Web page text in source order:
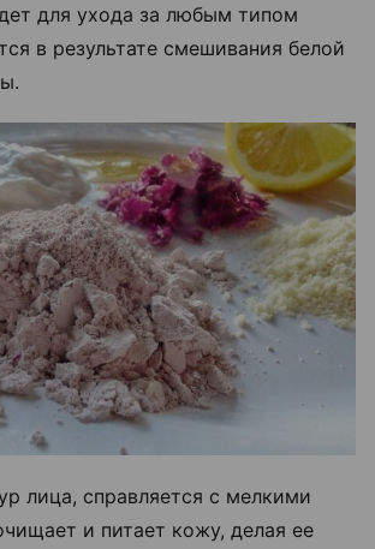
для ухода за любым типом
в результате смешивания белой
лица, справляется с мелкими
и питает кожу, делая ее